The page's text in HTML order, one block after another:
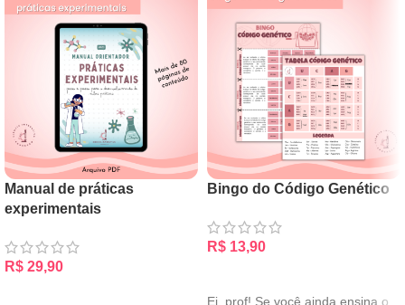
Manual de práticas
experimentais
R$ 29,90
Bingo do Código Genético
R$ 13,90
Ei, prof! Se você ainda ensina o